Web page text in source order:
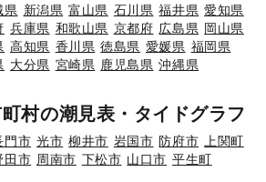
県 新潟県 富山県 石川県 福井県 愛知県
兵庫県 和歌山県 京都府 広島県 岡山県
高知県 香川県 徳島県 愛媛県 福岡県
大分県 宮崎県 鹿児島県 沖縄県
村の潮見表・タイドグラフ
門市 光市 柳井市 岩国市 防府市
上関町
田市 周南市 下松市 山口市 平生町